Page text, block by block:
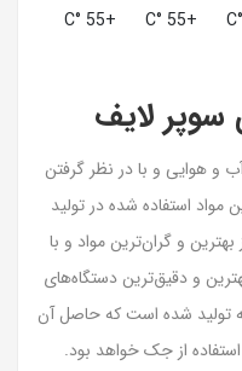
+55 °C
+55 °C
لایف
و هوایی و با در نظر گرفتن
مواد استفاده شده در تولید
و گران‌ترین مواد و با
و دقیق‌ترین دستگاه‌های
تولید شده است که حاصل آن
از جک خواهد بود.